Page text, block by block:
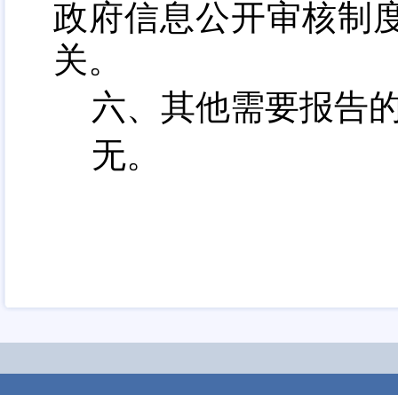
政府信息公开审核制
关。
六、其他需要报告
无。